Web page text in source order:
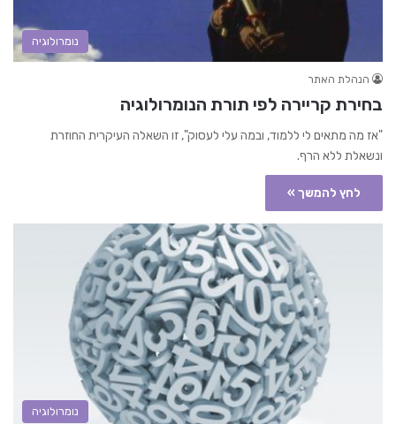
נומרולוגיה
הנהלת האתר
בחירת קריירה לפי תורת הנומרולוגיה
"אז מה מתאים לי ללמוד, ובמה עלי לעסוק", זו השאלה העיקרית החוזרת
ונשאלת ללא הרף.
לחץ להמשך »
נומרולוגיה